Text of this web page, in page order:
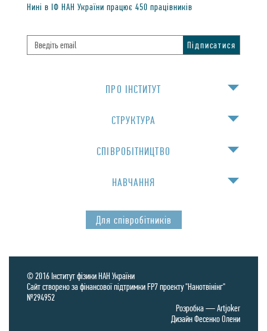
Нинi в IФ НАН України працює 450 працiвникiв
ПРО IНСТИТУТ
СТРУКТУРА
СПIВРОБIТНИЦТВО
НАВЧАННЯ
Для спiвробiтникiв
© 2016 Інститут фізики НАН України
Сайт створено за фінансової підтримки FP7 проекту "Нанотвінінг"
№294952
Розробка —Artjoker
Дизайн Фесенко Олени